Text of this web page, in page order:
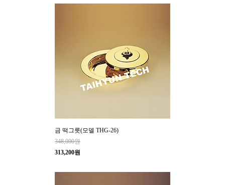
금 떡그릇(모델 THG-26)
348,000원
313,200원